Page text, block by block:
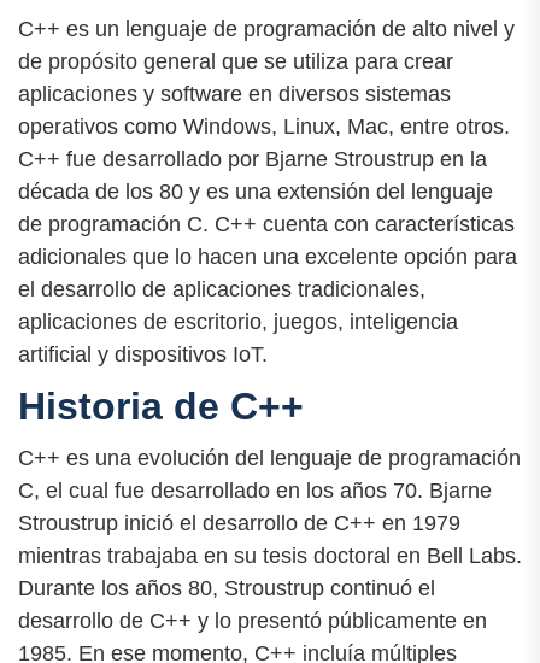
C++ es un lenguaje de programación de alto nivel y
de propósito general que se utiliza para crear
aplicaciones y software en diversos sistemas
operativos como Windows, Linux, Mac, entre otros.
C++ fue desarrollado por Bjarne Stroustrup en la
década de los 80 y es una extensión del lenguaje
de programación C. C++ cuenta con características
adicionales que lo hacen una excelente opción para
el desarrollo de aplicaciones tradicionales,
aplicaciones de escritorio, juegos, inteligencia
artificial y dispositivos IoT.
Historia de C++
C++ es una evolución del lenguaje de programación
C, el cual fue desarrollado en los años 70. Bjarne
Stroustrup inició el desarrollo de C++ en 1979
mientras trabajaba en su tesis doctoral en Bell Labs.
Durante los años 80, Stroustrup continuó el
desarrollo de C++ y lo presentó públicamente en
1985. En ese momento, C++ incluía múltiples